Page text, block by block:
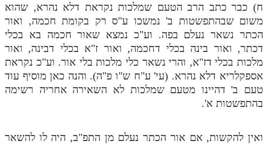
תלמוד עשר הספירות חלק יג
תלמוד עשר הספירות חלק יד
תלמוד עשר הספירות חלק טו
תלמוד עשר הספירות חלק טז
בית שער הכוונות
אודות האתר
ח) כבר כתב הרב הטעם שמלכות נקראת דלא נהרא, שהוא
משום שבהתפשטות ב' נמשכו ע"ס רק בקומת חכמה, ואור
הכתר נשאר נעלם בפה. וע"כ נמצא שאור חכמה בא בכלי
דכתר, ואור בינה בכלי דחכמה, ואור ז"א בכלי דבינה, ואור
מלכות בכלי דז"א, והרי נשאר כלי מלכות בלי אור. וע"כ נקראת
אספקלריא דלא נהרא. (עי' ע"ח ש"ו פ"ה). והנה כאן מוסיף עוד
טעם ב' דהיינו מטעם שמלכות לא השאירה אחריה רשימה
בהתפשטות א'.
ואין להקשות, אם אור הכתר נעלם מן התפ"ב, היה לו להשאר